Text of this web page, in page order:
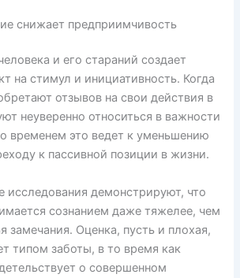
снижает предприимчивость
и его стараний создает
на стимул и инициативность. Когда
отзывов на свои действия в
неуверенно относиться в важности
временем это ведет к уменьшению
к пассивной позиции в жизни.
исследования демонстрируют, что
сознанием даже тяжелее, чем
замечания. Оценка, пусть и плохая,
типом заботы, в то время как
о совершенном